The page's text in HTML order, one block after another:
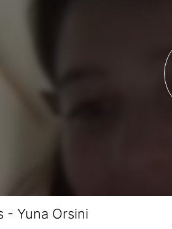
- Yuna Orsini